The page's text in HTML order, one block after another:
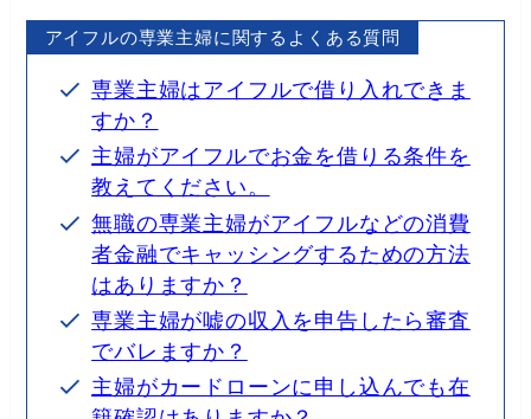
アイフルの専業主婦に関するよくある質問
専業主婦はアイフルで借り入れできま
すか？
主婦がアイフルでお金を借りる条件を
教えてください。
無職の専業主婦がアイフルなどの消費
者金融でキャッシングするための方法
はありますか？
専業主婦が嘘の収入を申告したら審査
でバレますか？
主婦がカードローンに申し込んでも在